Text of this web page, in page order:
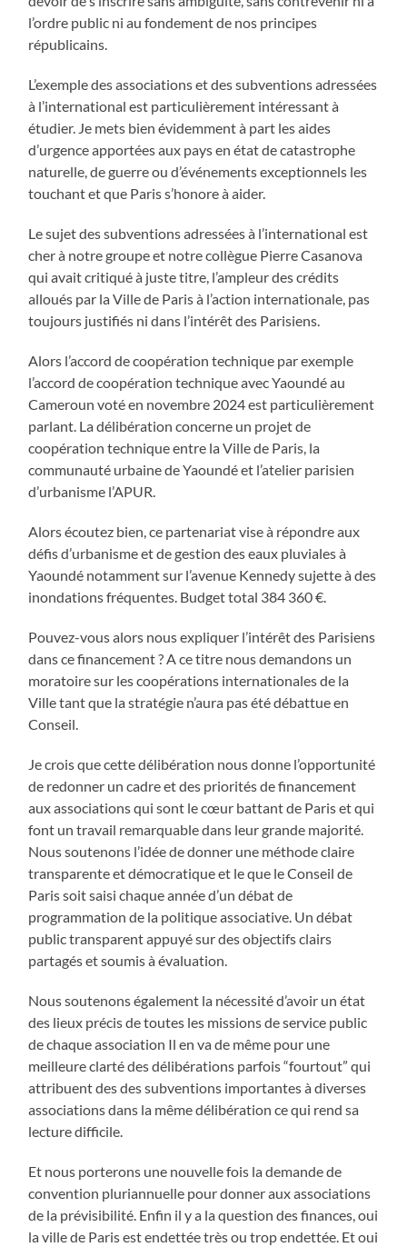
l’ordre public ni au fondement de nos principes
républicains.
L’exemple des associations et des subventions adressées
à l’international est particulièrement intéressant à
étudier. Je mets bien évidemment à part les aides
d’urgence apportées aux pays en état de catastrophe
naturelle, de guerre ou d’événements exceptionnels les
touchant et que Paris s’honore à aider.
Le sujet des subventions adressées à l’international est
cher à notre groupe et notre collègue Pierre Casanova
qui avait critiqué à juste titre, l’ampleur des crédits
alloués par la Ville de Paris à l’action internationale, pas
toujours justifiés ni dans l’intérêt des Parisiens.
Alors l’accord de coopération technique par exemple
l’accord de coopération technique avec Yaoundé au
Cameroun voté en novembre 2024 est particulièrement
parlant. La délibération concerne un projet de
coopération technique entre la Ville de Paris, la
communauté urbaine de Yaoundé et l’atelier parisien
d’urbanisme l’APUR.
Alors écoutez bien, ce partenariat vise à répondre aux
défis d’urbanisme et de gestion des eaux pluviales à
Yaoundé notamment sur l’avenue Kennedy sujette à des
inondations fréquentes. Budget total 384 360 €.
Pouvez-vous alors nous expliquer l’intérêt des Parisiens
dans ce financement ? A ce titre nous demandons un
moratoire sur les coopérations internationales de la
Ville tant que la stratégie n’aura pas été débattue en
Conseil.
Je crois que cette délibération nous donne l’opportunité
de redonner un cadre et des priorités de financement
aux associations qui sont le cœur battant de Paris et qui
font un travail remarquable dans leur grande majorité.
Nous soutenons l’idée de donner une méthode claire
transparente et démocratique et le que le Conseil de
Paris soit saisi chaque année d’un débat de
programmation de la politique associative. Un débat
public transparent appuyé sur des objectifs clairs
partagés et soumis à évaluation.
Nous soutenons également la nécessité d’avoir un état
des lieux précis de toutes les missions de service public
de chaque association Il en va de même pour une
meilleure clarté des délibérations parfois “fourtout” qui
attribuent des des subventions importantes à diverses
associations dans la même délibération ce qui rend sa
lecture difficile.
Et nous porterons une nouvelle fois la demande de
convention pluriannuelle pour donner aux associations
de la prévisibilité. Enfin il y a la question des finances, oui
la ville de Paris est endettée très ou trop endettée. Et oui